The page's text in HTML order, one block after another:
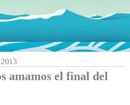
amamos el final del